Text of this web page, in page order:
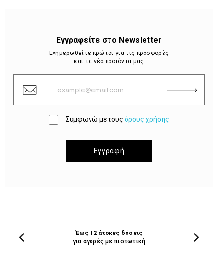
Εγγραφείτε στο Newsletter
Ενημερωθείτε πρώτοι για τις προσφορές
και τα νέα προϊόντα μας
Συμφωνώ με τους όρους χρήσης
Εγγραφή
Έως 12 άτοκες δόσεις
για αγορές με πιστωτική